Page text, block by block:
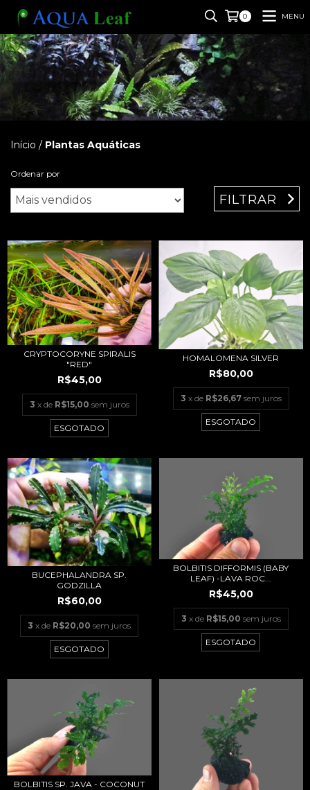
0 MENU
Início / Plantas Aquáticas
Ordenar por
FILTRAR
CRYPTOCORYNE SPIRALIS
"RED"
R$45,00
3 x de R$15,00 sem juros
ESGOTADO
HOMALOMENA SILVER
R$80,00
3 x de R$26,67 sem juros
ESGOTADO
BUCEPHALANDRA SP.
GODZILLA
R$60,00
3 x de R$20,00 sem juros
ESGOTADO
BOLBITIS DIFFORMIS (BABY
LEAF) -LAVA ROC...
R$45,00
3 x de R$15,00 sem juros
ESGOTADO
BOLBITIS SP. JAVA - COCONUT